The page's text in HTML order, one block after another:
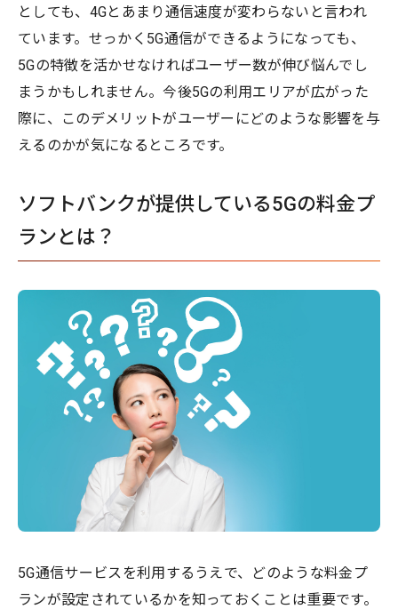
としても、4Gとあまり通信速度が変わらないと言われ
ています。せっかく5G通信ができるようになっても、
5Gの特徴を活かせなければユーザー数が伸び悩んでし
まうかもしれません。今後5Gの利用エリアが広がった
際に、このデメリットがユーザーにどのような影響を与
えるのかが気になるところです。
ソフトバンクが提供している5Gの料金プ
ランとは？
5G通信サービスを利用するうえで、どのような料金プ
ランが設定されているかを知っておくことは重要です。